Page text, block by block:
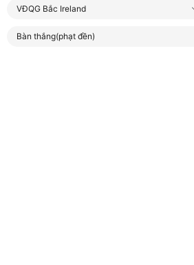
VĐQG Bắc Ireland
Bàn thắng(phạt đền)